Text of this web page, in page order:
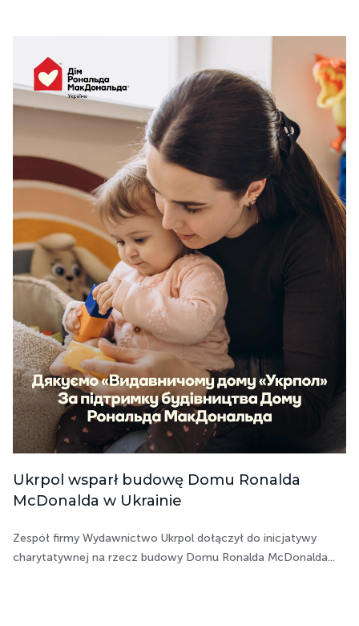
Ukrpol wsparł budowę Domu Ronalda
McDonalda w Ukrainie
Zespół firmy Wydawnictwo Ukrpol dołączył do inicjatywy
charytatywnej na rzecz budowy Domu Ronalda McDonalda...